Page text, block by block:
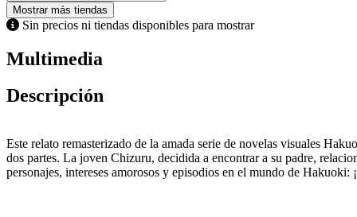
Mostrar más tiendas
Sin precios ni tiendas disponibles para mostrar
Multimedia
Descripción
Este relato remasterizado de la amada serie de novelas visuales
dos partes. La joven Chizuru, decidida a encontrar a su padre,
personajes, intereses amorosos y episodios en el mundo de Hakuoki: